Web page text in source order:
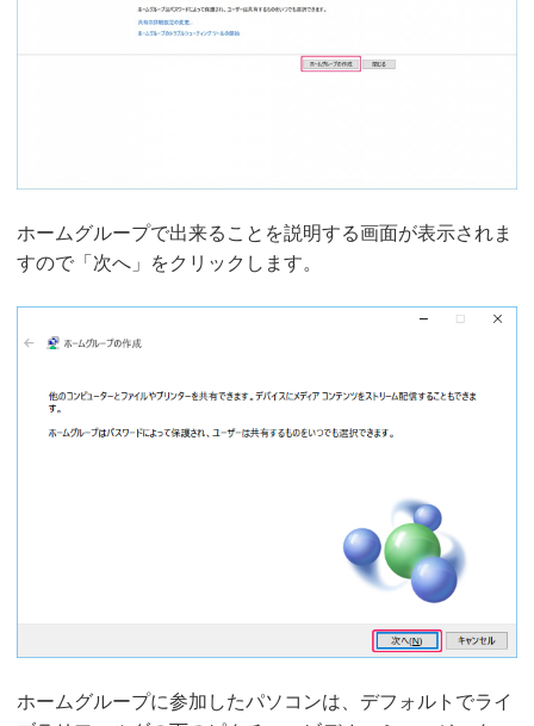
ホームグループで出来ることを説明する画面が表示されま
すので「次へ」をクリックします。
ホームグループに参加したパソコンは、デフォルトでライ